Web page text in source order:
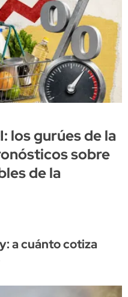
los gurúes de la
sobre
de la
a cuánto cotiza